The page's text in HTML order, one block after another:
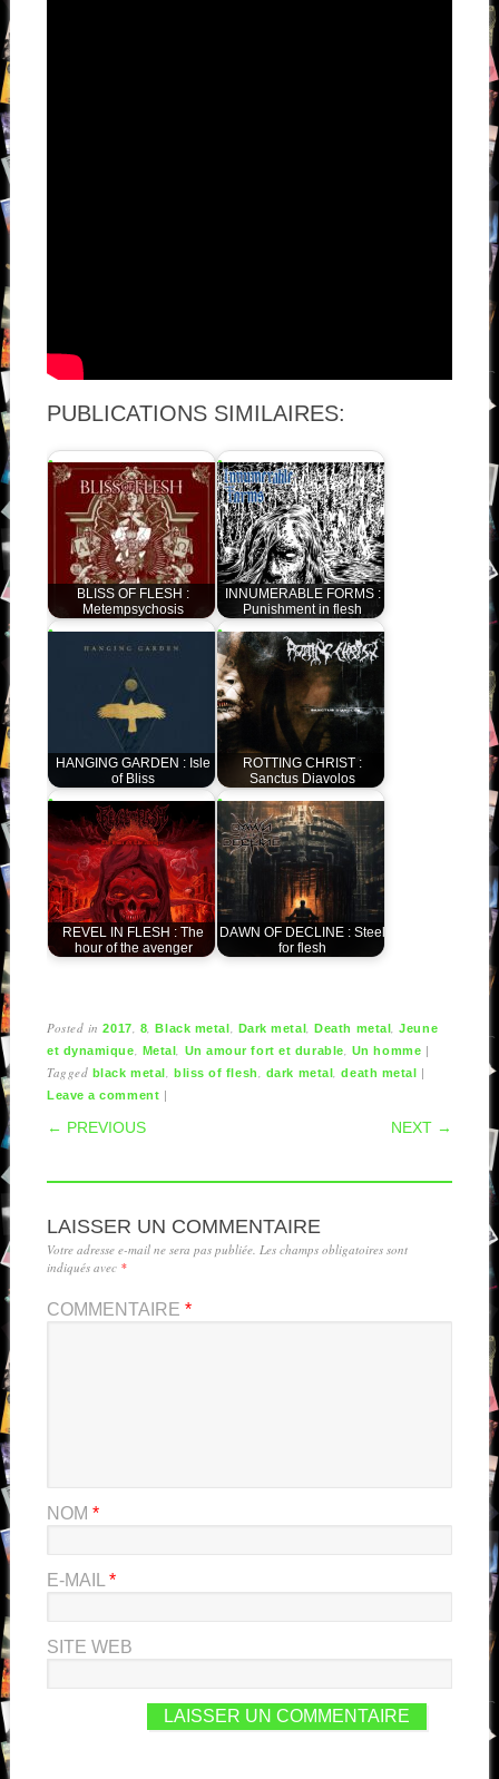
PUBLICATIONS SIMILAIRES:
BLISS OF FLESH :
Metempsychosis
INNUMERABLE FORMS :
Punishment in flesh
HANGING GARDEN : Isle
of Bliss
ROTTING CHRIST :
Sanctus Diavolos
REVEL IN FLESH : The
hour of the avenger
DAWN OF DECLINE : Steel
for flesh
Posted in2017 8 ,Black metal Dark metal ,Death metal ,Jeune
et dynamique
Metal Un amour fort et durable Un homme |
Tagged black metal bliss of flesh dark metal ,death metal |
Leave a comment |
POST NAVIGATION
← PREVIOUS NEXT →
LAISSER UN COMMENTAIRE
Votre adresse e-mail ne sera pas publiée. Les champs obligatoires sont
indiqués avec *
COMMENTAIRE *
NOM *
E-MAIL *
SITE WEB